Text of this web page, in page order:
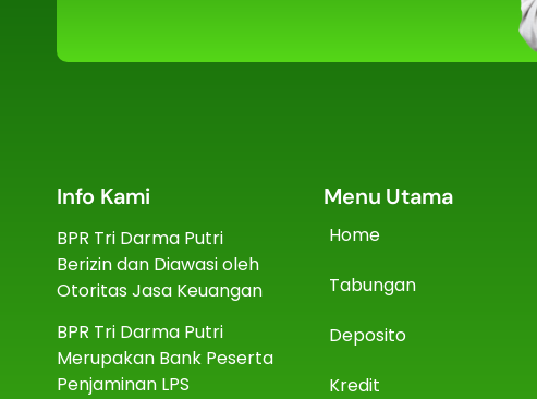
Info Kami
BPR Tri Darma Putri
Berizin dan Diawasi oleh
Otoritas Jasa Keuangan
BPR Tri Darma Putri
Merupakan Bank Peserta
Penjaminan LPS
Menu Utama
Home
Tabungan
Deposito
Kredit